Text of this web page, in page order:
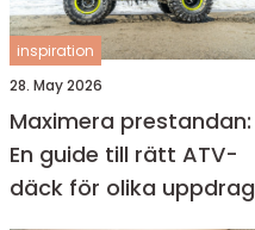
inspiration
28. May 2026
Maximera prestandan:
En guide till rätt ATV-
däck för olika uppdrag